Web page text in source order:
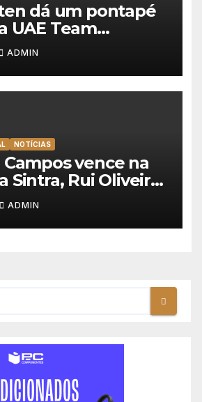
dá um pontapé
UAE Team
vence na Volta a
ADMIN
NOTÍCIAS
Campos vence na
Sintra, Rui Oliveira
na Volta a
ADMIN